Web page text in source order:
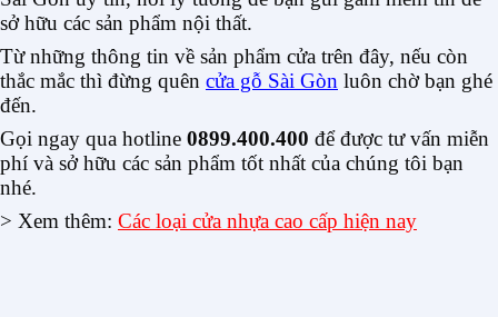
sở hữu các sản phẩm nội thất.
Từ những thông tin về sản phẩm cửa trên đây, nếu còn
thắc mắc thì đừng quên cửa gỗ Sài Gòn luôn chờ bạn ghé
đến.
Gọi ngay qua hotline 0899.400.400 để được tư vấn miễn
phí và sở hữu các sản phẩm tốt nhất của chúng tôi bạn
nhé.
> Xem thêm: Các loại cửa nhựa cao cấp hiện nay